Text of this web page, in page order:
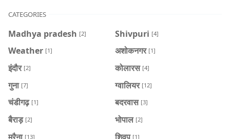
CATEGORIES
Madhya pradesh [2] Shivpuri [4]
Weather [1] अशोकनगर [1]
इंदौर [2] कोलारस [4]
गुना [7] ग्वालियर [12]
चंडीगढ़ [1] बदरवास [3]
बैराड़ [2] भोपाल [2]
मुरैना [13] शिवप [1]